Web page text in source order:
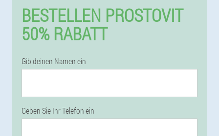
BESTELLEN PROSTOVIT
50% RABATT
Gib deinen Namen ein
Geben Sie Ihr Telefon ein